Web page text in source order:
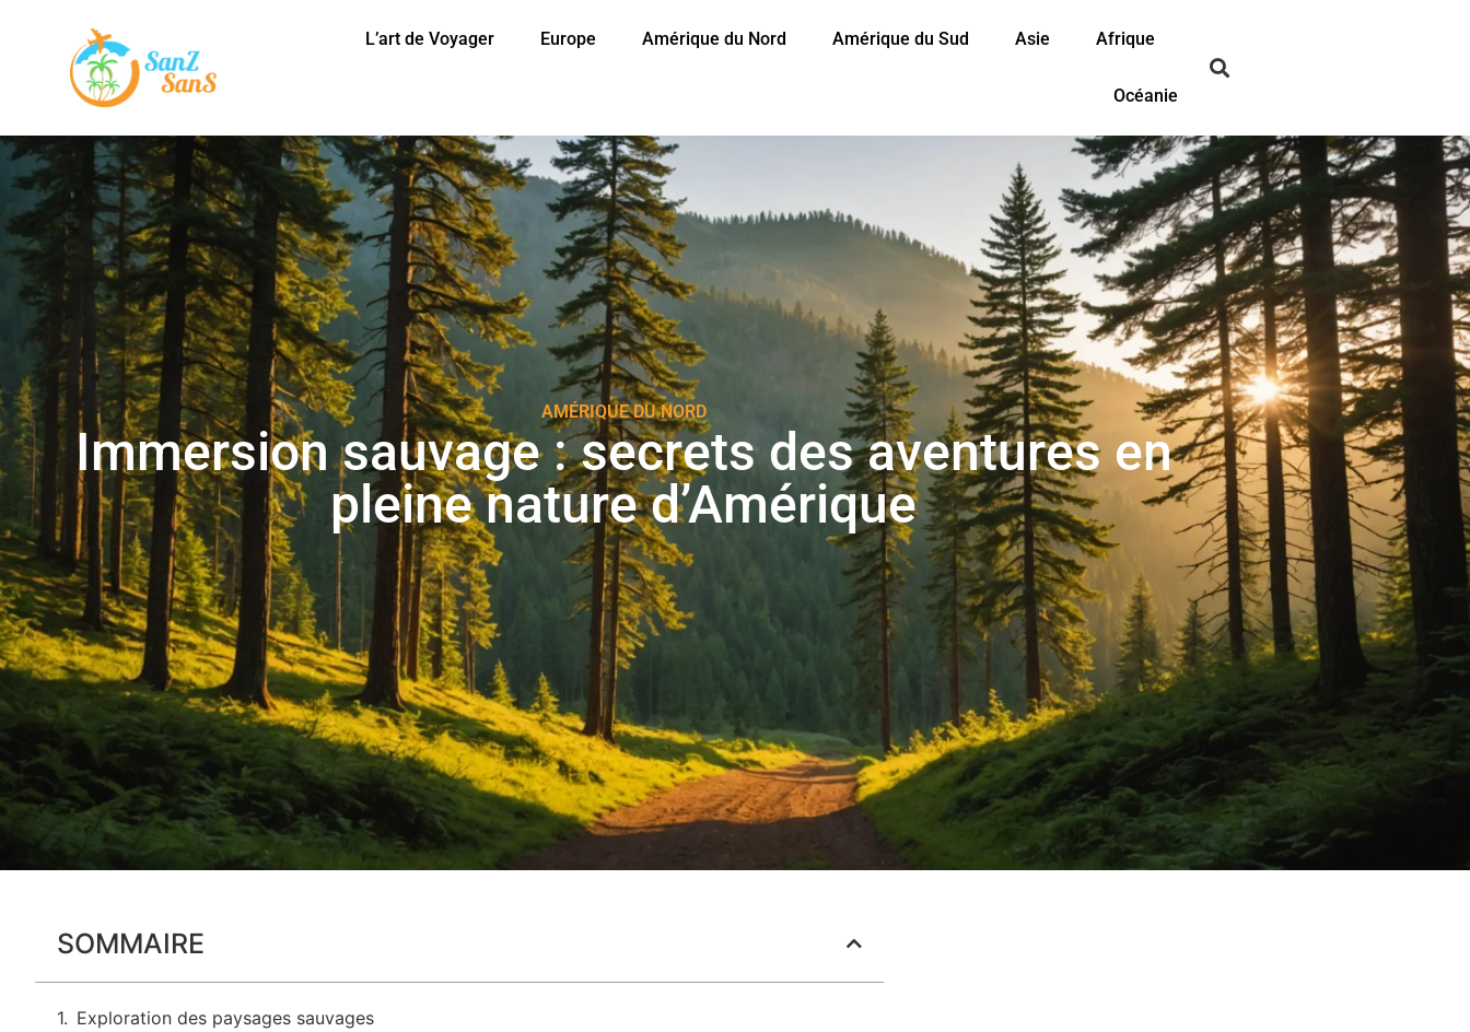
L’art de Voyager Europe Amérique du Nord Amérique du Sud Asie Afrique
Océanie
AMÉRIQUE DU NORD
Immersion sauvage : secrets des aventures en
pleine nature d’Amérique
SOMMAIRE
Exploration des paysages sauvages